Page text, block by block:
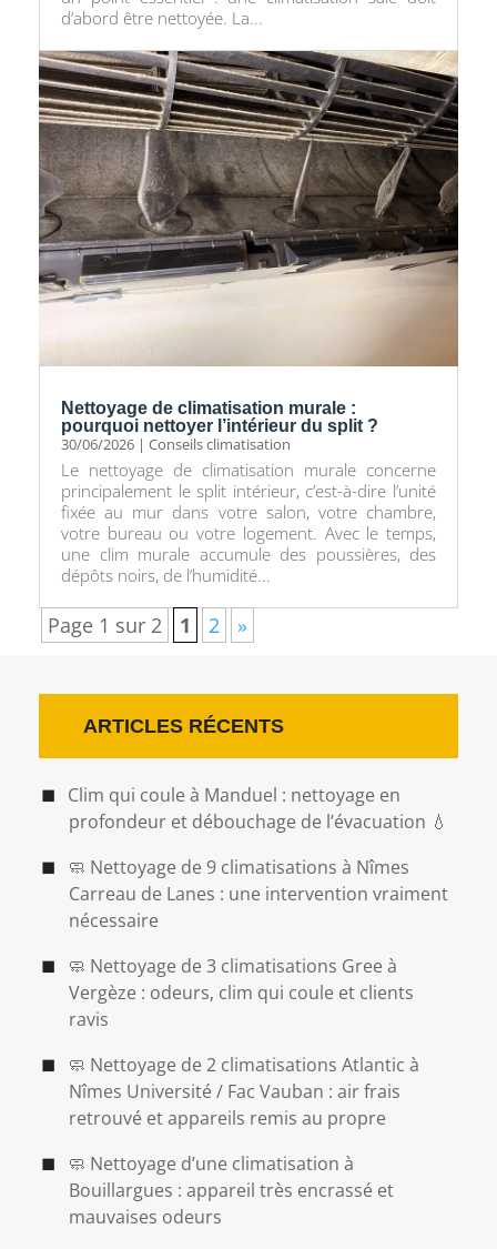
d’abord être nettoyée. La...
Nettoyage de climatisation murale :
pourquoi nettoyer l’intérieur du split ?
30/06/2026 | Conseils climatisation
Le nettoyage de climatisation murale concerne
principalement le split intérieur, c’est-à-dire l’unité
fixée au mur dans votre salon, votre chambre,
votre bureau ou votre logement. Avec le temps,
une clim murale accumule des poussières, des
dépôts noirs, de l’humidité...
Page 1 sur 2 1 2 »
ARTICLES RÉCENTS
Clim qui coule à Manduel : nettoyage en
profondeur et débouchage de l’évacuation 💧
🧼 Nettoyage de 9 climatisations à Nîmes
Carreau de Lanes : une intervention vraiment
nécessaire
🧼 Nettoyage de 3 climatisations Gree à
Vergèze : odeurs, clim qui coule et clients
ravis
🧼 Nettoyage de 2 climatisations Atlantic à
Nîmes Université / Fac Vauban : air frais
retrouvé et appareils remis au propre
🧼 Nettoyage d’une climatisation à
Bouillargues : appareil très encrassé et
mauvaises odeurs